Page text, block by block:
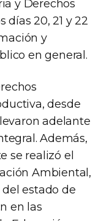
y Derechos
días 20, 21 y 22
y
en general.
desde
adelante
Además,
se realizó el
Ambiental,
estado de
en las